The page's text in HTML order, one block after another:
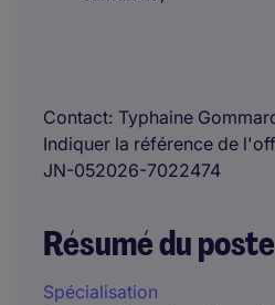
Contact Typhaine
Indiquer la référence de
JN-052026-7022474
Résumé du poste
Spécialisation